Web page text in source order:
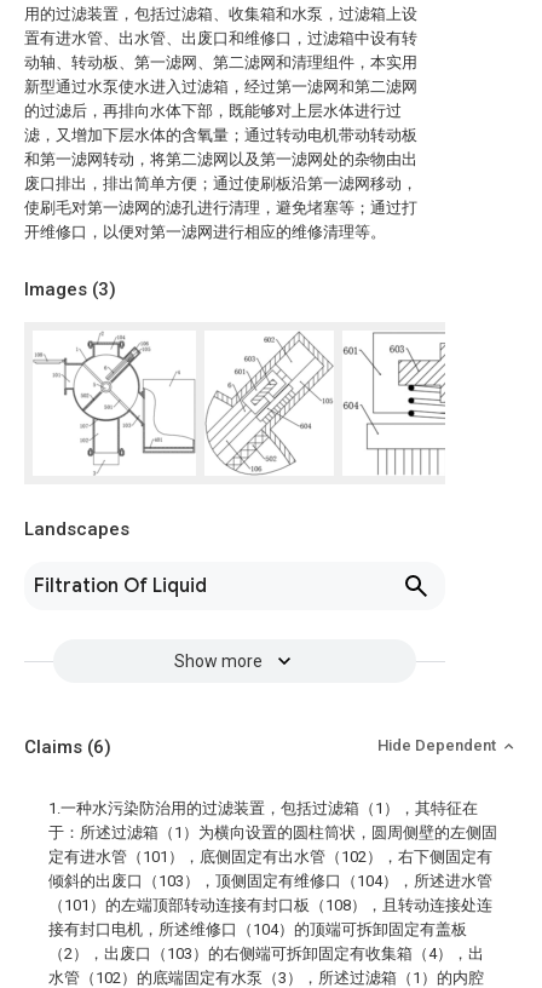
用的过滤装置，包括过滤箱、收集箱和水泵，过滤箱上设
置有进水管、出水管、出废口和维修口，过滤箱中设有转
动轴、转动板、第一滤网、第二滤网和清理组件，本实用
新型通过水泵使水进入过滤箱，经过第一滤网和第二滤网
的过滤后，再排向水体下部，既能够对上层水体进行过
滤，又增加下层水体的含氧量；通过转动电机带动转动板
和第一滤网转动，将第二滤网以及第一滤网处的杂物由出
废口排出，排出简单方便；通过使刷板沿第一滤网移动，
使刷毛对第一滤网的滤孔进行清理，避免堵塞等；通过打
开维修口，以便对第一滤网进行相应的维修清理等。
Images (3)
Landscapes
Filtration Of Liquid
Show more
Claims (6) Hide Dependent
1.一种水污染防治用的过滤装置，包括过滤箱（1），其特征在
于：所述过滤箱（1）为横向设置的圆柱筒状，圆周侧壁的左侧固
定有进水管（101），底侧固定有出水管（102），右下侧固定有
倾斜的出废口（103），顶侧固定有维修口（104），所述进水管
（101）的左端顶部转动连接有封口板（108），且转动连接处连
接有封口电机，所述维修口（104）的顶端可拆卸固定有盖板
（2），出废口（103）的右侧端可拆卸固定有收集箱（4），出
水管（102）的底端固定有水泵（3），所述过滤箱（1）的内腔